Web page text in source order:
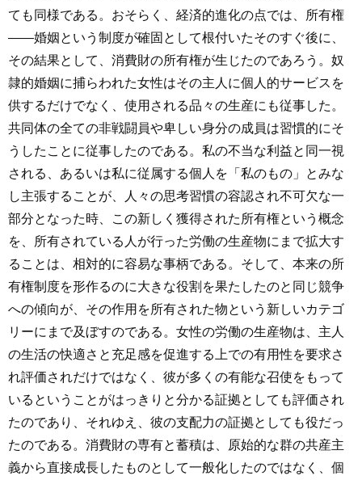
ても同様である。おそらく、経済的進化の点では、所有権
――婚姻という制度が確固として根付いたそのすぐ後に、
その結果として、消費財の所有権が生じたのであろう。奴
隷的婚姻に捕らわれた女性はその主人に個人的サービスを
供するだけでなく、使用される品々の生産にも従事した。
共同体の全ての非戦闘員や卑しい身分の成員は習慣的にそ
うしたことに従事したのである。私の不当な利益と同一視
される、あるいは私に従属する個人を「私のもの」とみな
し主張することが、人々の思考習慣の容認され不可欠な一
部分となった時、この新しく獲得された所有権という概念
を、所有されている人が行った労働の生産物にまで拡大す
ることは、相対的に容易な事柄である。そして、本来の所
有権制度を形作るのに大きな役割を果たしたのと同じ競争
への傾向が、その作用を所有された物という新しいカテゴ
リーにまで及ぼすのである。女性の労働の生産物は、主人
の生活の快適さと充足感を促進する上での有用性を要求さ
れ評価されだけではなく、彼が多くの有能な召使をもって
いるということがはっきりと分かる証拠としても評価され
たのであり、それゆえ、彼の支配力の証拠としても役だっ
たのである。消費財の専有と蓄積は、原始的な群の共産主
義から直接成長したものとして一般化したのではなく、個